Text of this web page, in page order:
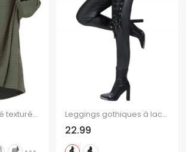
Haut décontracté texturé de couleur unie à manches longues et col incliné Leggings gothiques à lacets et œillets, pantalon long skinny
22.99